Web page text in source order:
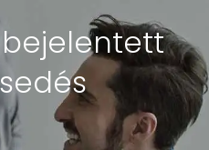
bejelentett